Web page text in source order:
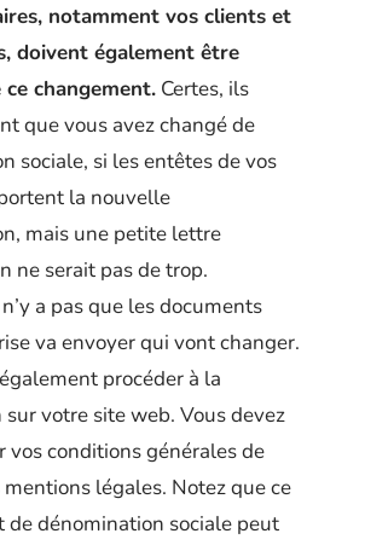
notamment vos clients et
doivent également être
changement. Certes, ils
que vous avez changé de
sociale, si les entêtes de vos
la nouvelle
mais une petite lettre
ne serait pas de trop.
a pas que les documents
va envoyer qui vont changer.
procéder à la
votre site web. Vous devez
vos conditions générales de
légales. Notez que ce
de dénomination sociale peut